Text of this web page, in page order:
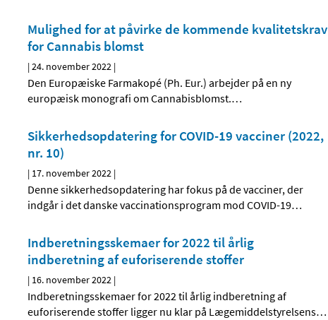
Mulighed for at påvirke de kommende kvalitetskrav
for Cannabis blomst
|24. november 2022 |
Den Europæiske Farmakopé (Ph. Eur.) arbejder på en ny
europæisk monografi om Cannabisblomst.…
Sikkerhedsopdatering for COVID-19 vacciner (2022,
nr. 10)
| 17. november 2022 |
Denne sikkerhedsopdatering har fokus på de vacciner, der
indgår i det danske vaccinationsprogram mod COVID-19…
Indberetningsskemaer for 2022 til årlig
indberetning af euforiserende stoffer
| 16. november 2022 |
Indberetningsskemaer for 2022 til årlig indberetning af
euforiserende stoffer ligger nu klar på Lægemiddelstyrelsens…